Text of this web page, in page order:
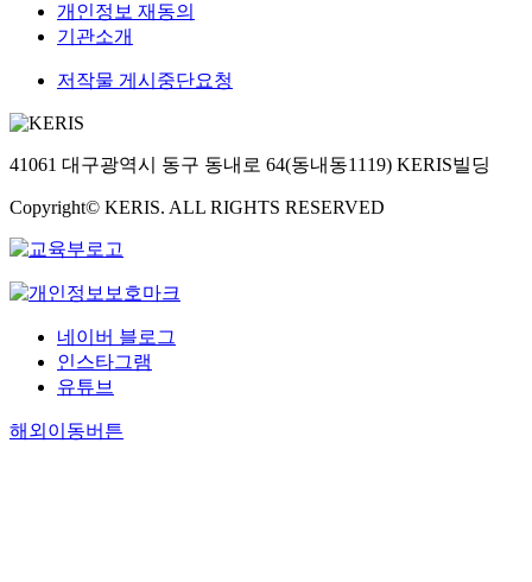
개인정보 재동의
기관소개
저작물 게시중단요청
41061 대구광역시 동구 동내로 64(동내동1119) KERIS빌딩
Copyright© KERIS. ALL RIGHTS RESERVED
네이버 블로그
인스타그램
유튜브
해외이동버튼